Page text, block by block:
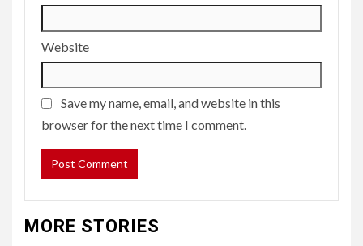
Website
Save my name, email, and website in this
browser for the next time I comment.
MORE STORIES